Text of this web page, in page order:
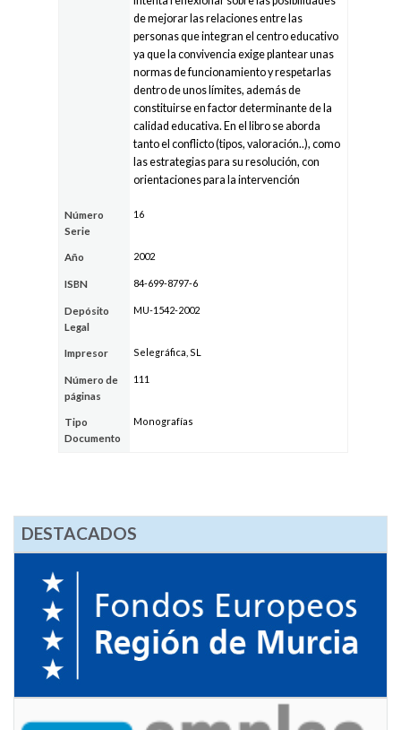
de mejorar las relaciones entre las
personas que integran el centro educativo
ya que la convivencia exige plantear unas
normas de funcionamiento y respetarlas
dentro de unos límites, además de
constituirse en factor determinante de la
calidad educativa. En el libro se aborda
tanto el conflicto (tipos, valoración..), como
las estrategias para su resolución, con
orientaciones para la intervención
Número
Serie
16
Año 2002
ISBN 84-699-8797-6
Depósito
Legal
MU-1542-2002
Impresor Selegráfica, SL
Número de
páginas
111
Tipo
Documento
Monografías
DESTACADOS